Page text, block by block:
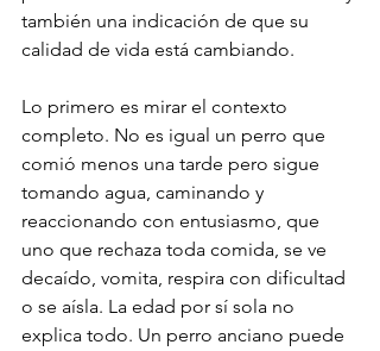
también una indicación de que su
calidad de vida está cambiando.
Lo primero es mirar el contexto
completo. No es igual un perro que
comió menos una tarde pero sigue
tomando agua, caminando y
reaccionando con entusiasmo, que
uno que rechaza toda comida, se ve
decaído, vomita, respira con dificultad
o se aísla. La edad por sí sola no
explica todo. Un perro anciano puede